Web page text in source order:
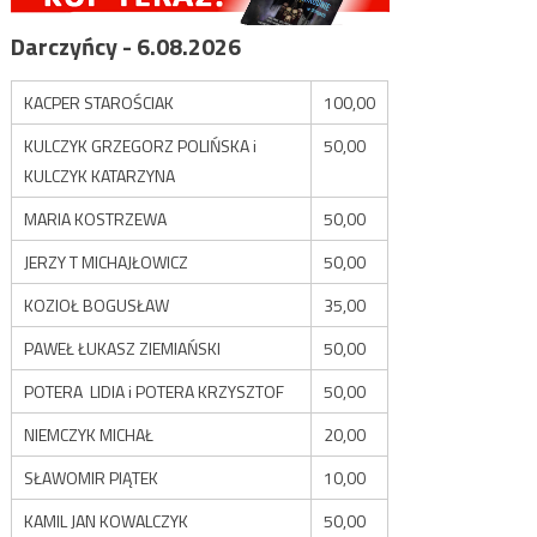
Darczyńcy - 6.08.2026
KACPER STAROŚCIAK
100,00
KULCZYK GRZEGORZ POLIŃSKA i
KULCZYK KATARZYNA
50,00
MARIA KOSTRZEWA
50,00
JERZY T MICHAJŁOWICZ
50,00
KOZIOŁ BOGUSŁAW
35,00
PAWEŁ ŁUKASZ ZIEMIAŃSKI
50,00
POTERA LIDIA i POTERA KRZYSZTOF
50,00
NIEMCZYK MICHAŁ
20,00
SŁAWOMIR PIĄTEK
10,00
KAMIL JAN KOWALCZYK
50,00